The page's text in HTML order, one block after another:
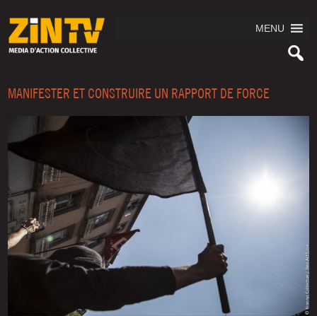
MENU
MANIFESTER ET CONSTRUIRE UN RAPPORT DE FORCE